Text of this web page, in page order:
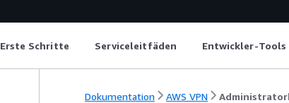
Erste Schritte Serviceleitfäden Entwickler-Tools
Dokumentation AWS VPN